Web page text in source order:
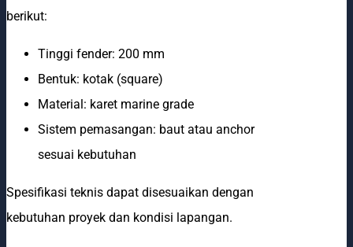
berikut:
Tinggi fender: 200 mm
Bentuk: kotak (square)
Material: karet marine grade
Sistem pemasangan: baut atau anchor
sesuai kebutuhan
Spesifikasi teknis dapat disesuaikan dengan
kebutuhan proyek dan kondisi lapangan.